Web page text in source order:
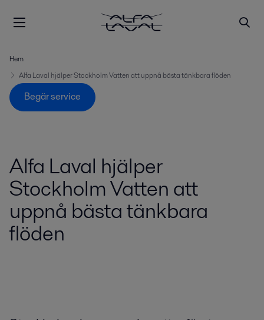
Hem
Alfa Laval hjälper Stockholm Vatten att uppnå bästa tänkbara flöden
Begär service
Alfa Laval hjälper
Stockholm Vatten att
uppnå bästa tänkbara
flöden